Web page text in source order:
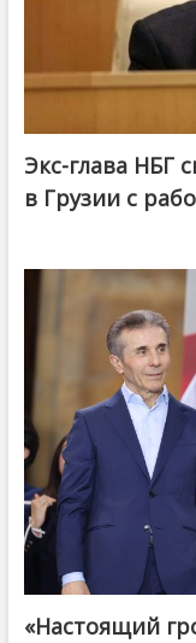
Экс-глава НБГ
в Грузии с
@ქართული ოცნება /
«Настоящий